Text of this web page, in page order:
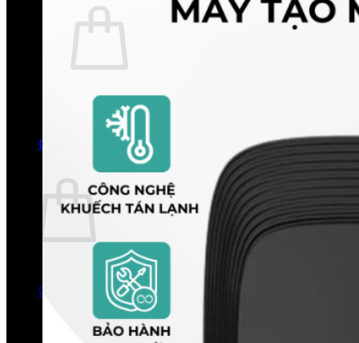
Quay trở lại cửa hàng
0
Giỏ hàng
Chưa có sản phẩm trong giỏ hàng.
Quay trở lại cửa hàng